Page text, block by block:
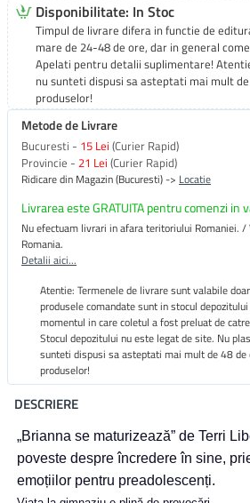
Metode de Livrare
Bucuresti - 15 Lei (Curier Rapid)
Provincie - 21 Lei (Curier Rapid)
Ridicare din Magazin (Bucuresti) -> Locatie
Livrarea este GRATUITA pentru comenzi in
Nu efectuam livrari in afara teritoriului Romaniei.
Romania.
Detalii aici...
Atentie: Termenele de livrare sunt valabile
produsele comandate sunt in stocul
momentul in care coletul a fost preluat de
Stocul depozitului nu este legat de site. Nu
sunteti dispusi sa asteptati mai mult de 48 de
produselor!
Disponibilitate: In Stoc
Timpul de livrare difera in functie de
mare de 24-48 de ore, dar in general
Apelati pentru detalii suplimentare!
nu sunteti dispusi sa asteptati mai mult
produselor!
DESCRIERE
„Brianna se maturizează” de Terri
poveste despre încredere în sine,
emoțiilor pentru preadolescenți.